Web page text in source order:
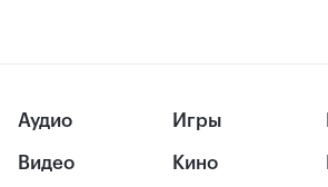
Аудио
Видео
Игры
Кино